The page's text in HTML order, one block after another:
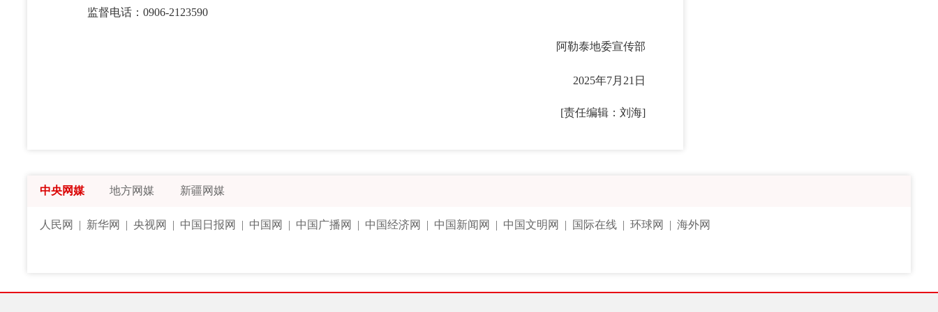
监督电话：0906-2123590
阿勒泰地委宣传部
2025年7月21日
[责任编辑：刘海]
中央网媒 地方网媒 新疆网媒
人民网 新华网 |央视网 中国日报网 中国网 中国广播网 中国经济网 中国新闻网 中国文明网 国际在线 |环球网 |海外网